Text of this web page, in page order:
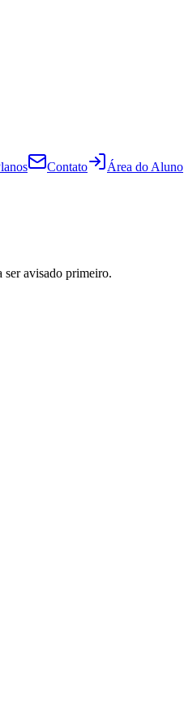
Contato Área do Aluno
ser avisado primeiro.